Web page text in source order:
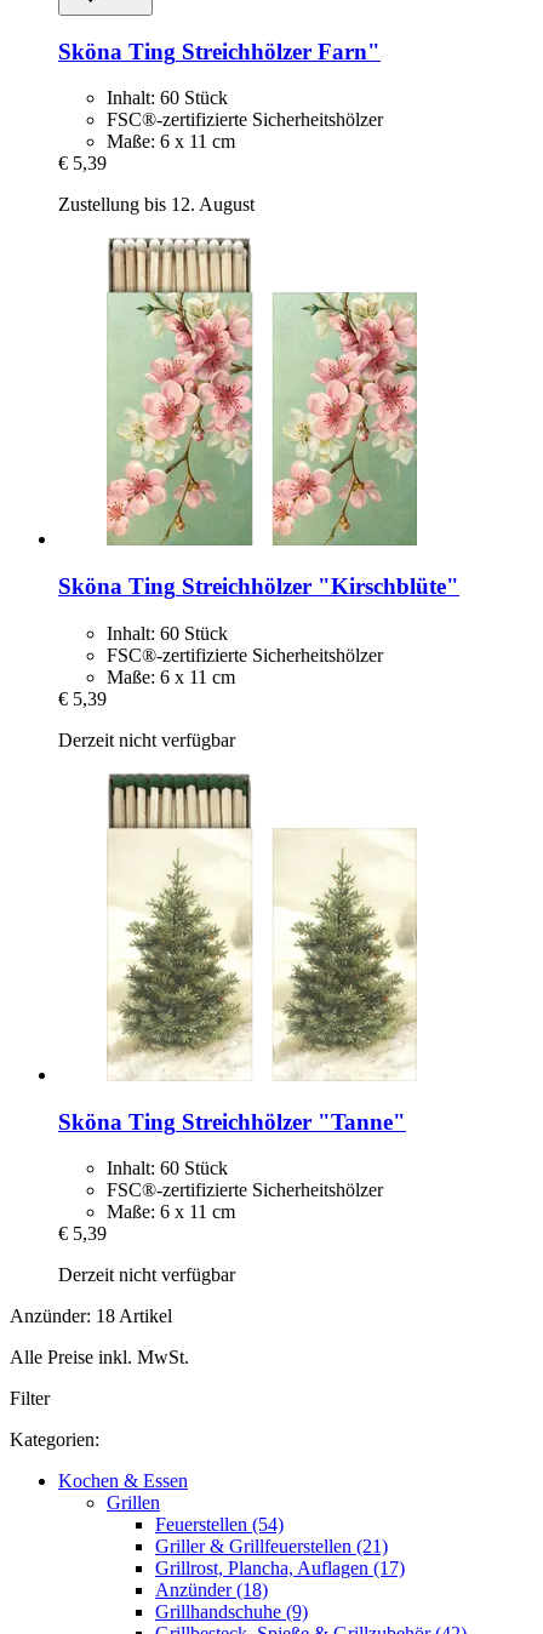
Sköna Ting Streichhölzer Farn"
Inhalt: 60 Stück
FSC®-zertifizierte Sicherheitshölzer
Maße: 6 x 11 cm
€ 5,39
Zustellung bis 12. August
Sköna Ting Streichhölzer "Kirschblüte"
Inhalt: 60 Stück
FSC®-zertifizierte Sicherheitshölzer
Maße: 6 x 11 cm
€ 5,39
Derzeit nicht verfügbar
Sköna Ting Streichhölzer "Tanne"
Inhalt: 60 Stück
FSC®-zertifizierte Sicherheitshölzer
Maße: 6 x 11 cm
€ 5,39
Derzeit nicht verfügbar
Anzünder: 18 Artikel
Alle Preise inkl. MwSt.
Filter
Kategorien:
Kochen & Essen
Grillen
Feuerstellen (54)
Griller & Grillfeuerstellen (21)
Grillrost, Plancha, Auflagen (17)
Anzünder (18)
Grillhandschuhe (9)